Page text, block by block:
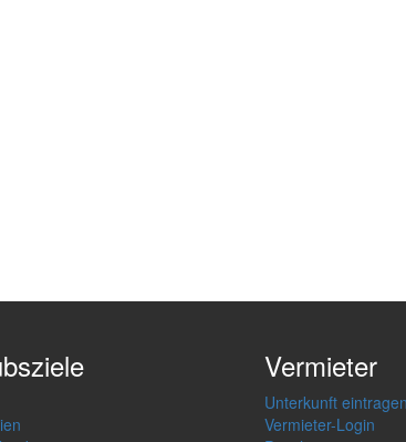
Vermieter
Unterkunft eintragen
Vermieter-Login